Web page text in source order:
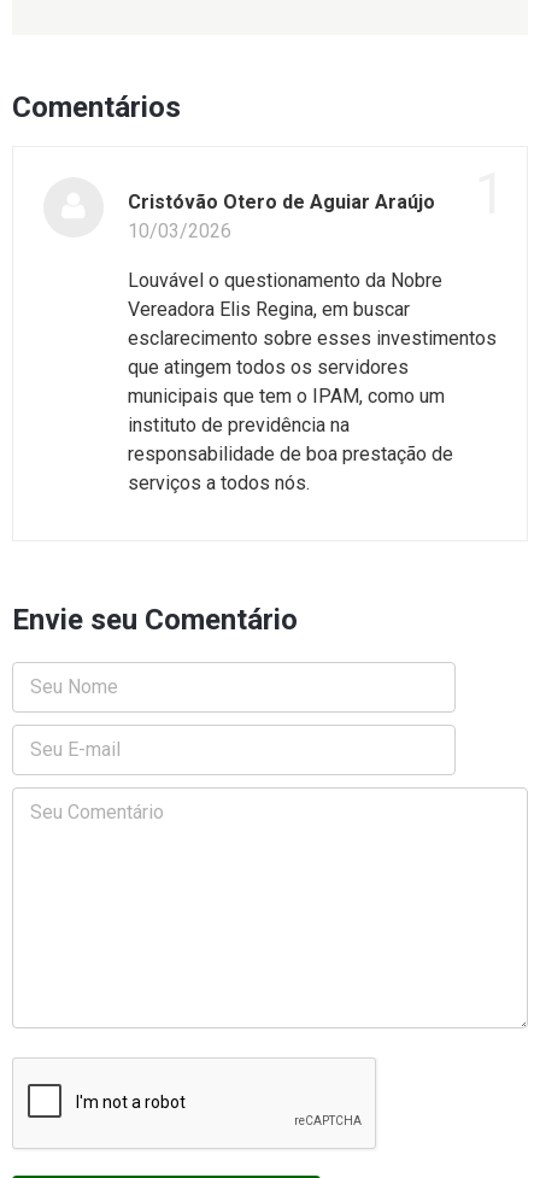
Comentários
Cristóvão Otero de Aguiar Araújo
10/03/2026
Louvável o questionamento da Nobre
Vereadora Elis Regina, em buscar
esclarecimento sobre esses investimentos
que atingem todos os servidores
municipais que tem o IPAM, como um
instituto de previdência na
responsabilidade de boa prestação de
serviços a todos nós.
Envie seu Comentário